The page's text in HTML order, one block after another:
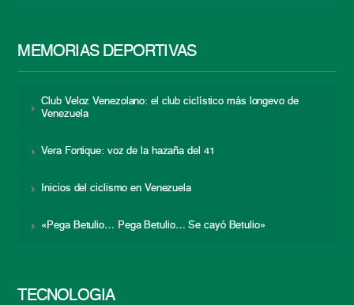
MEMORIAS DEPORTIVAS
Club Veloz Venezolano: el club ciclístico más longevo de
Venezuela
Vera Fortique: voz de la hazaña del 41
Inicios del ciclismo en Venezuela
«Pega Betulio… Pega Betulio… Se cayó Betulio»
TECNOLOGÍA